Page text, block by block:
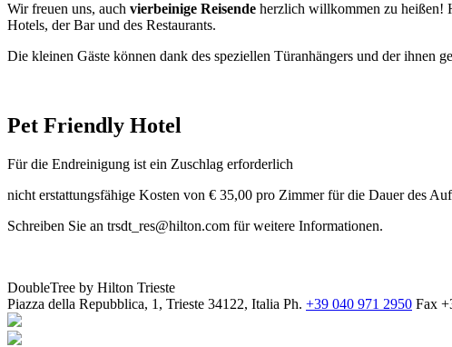
Wir freuen uns, auch vierbeinige Reisende herzlich willkommen zu heißen!
Hotels, der Bar und des Restaurants.
Die kleinen Gäste können dank des speziellen Türanhängers und der ihnen
Pet Friendly Hotel
Für die Endreinigung ist ein Zuschlag erforderlich
nicht erstattungsfähige Kosten von € 35,00 pro Zimmer für die Dauer des
Schreiben Sie an trsdt_res@hilton.com für weitere Informationen.
DoubleTree by Hilton Trieste
Piazza della Repubblica, 1, Trieste 34122, Italia Ph. +39 040 971 2950 Fax